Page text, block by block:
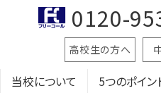
当校について 5つのポイン
高校生の方へ
0120-